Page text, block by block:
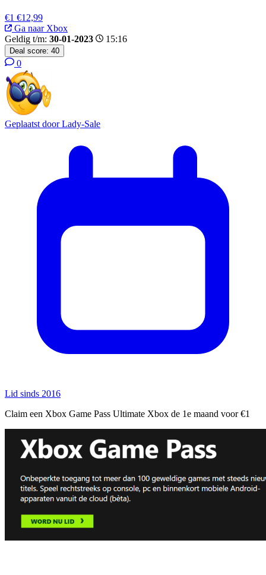
€1 €12,99
Ga naar Xbox
Geldig t/m: 30-01-2023 15:16
Deal score: 40
0
Geplaatst doorLady-Sale
Lid sinds 2016
Claim een Xbox Game Pass Ultimate Xbox de 1e maand voor €1